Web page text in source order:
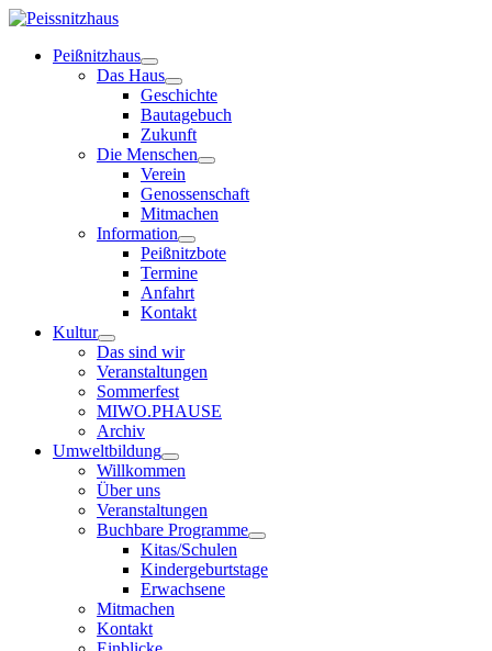
Peißnitzhaus
Das Haus
Geschichte
Bautagebuch
Zukunft
Die Menschen
Verein
Genossenschaft
Mitmachen
Information
Peißnitzbote
Termine
Anfahrt
Kontakt
Kultur
Das sind wir
Veranstaltungen
Sommerfest
MIWO.PHAUSE
Archiv
Umweltbildung
Willkommen
Über uns
Veranstaltungen
Buchbare Programme
Kitas/Schulen
Kindergeburtstage
Erwachsene
Mitmachen
Kontakt